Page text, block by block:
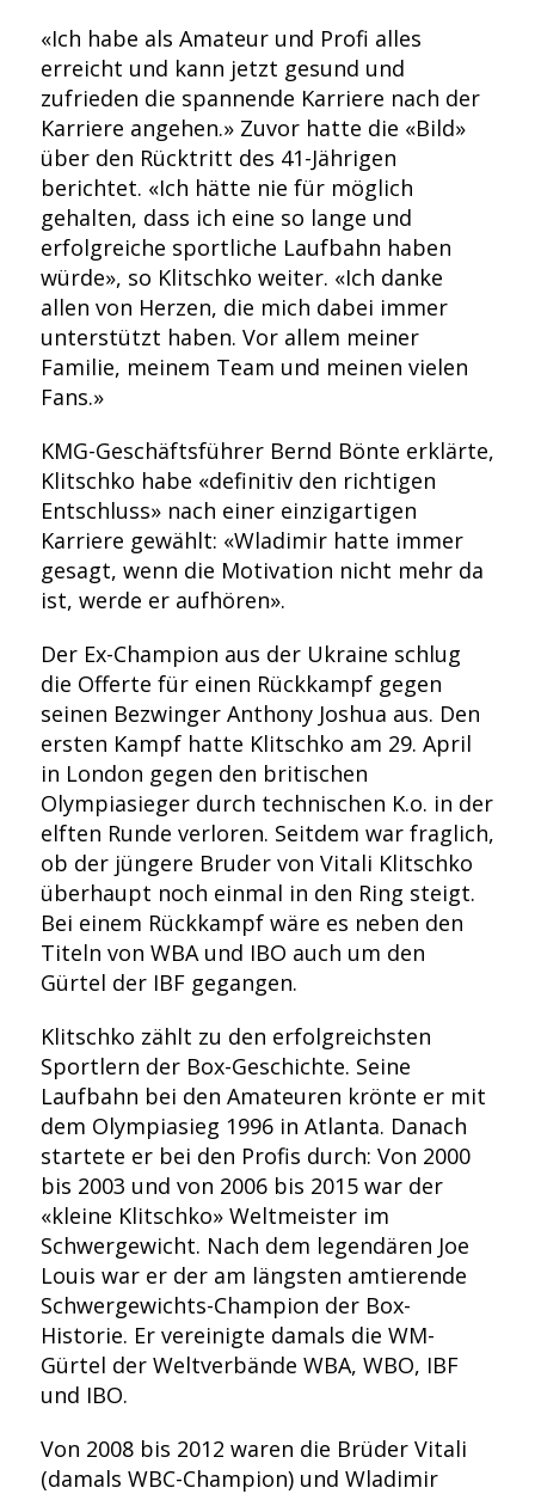
«Ich habe als Amateur und Profi alles
erreicht und kann jetzt gesund und
zufrieden die spannende Karriere nach der
Karriere angehen.» Zuvor hatte die «Bild»
über den Rücktritt des 41-Jährigen
berichtet. «Ich hätte nie für möglich
gehalten, dass ich eine so lange und
erfolgreiche sportliche Laufbahn haben
würde», so Klitschko weiter. «Ich danke
allen von Herzen, die mich dabei immer
unterstützt haben. Vor allem meiner
Familie, meinem Team und meinen vielen
Fans.»
KMG-Geschäftsführer Bernd Bönte erklärte,
Klitschko habe «definitiv den richtigen
Entschluss» nach einer einzigartigen
Karriere gewählt: «Wladimir hatte immer
gesagt, wenn die Motivation nicht mehr da
ist, werde er aufhören».
Der Ex-Champion aus der Ukraine schlug
die Offerte für einen Rückkampf gegen
seinen Bezwinger Anthony Joshua aus. Den
ersten Kampf hatte Klitschko am 29. April
in London gegen den britischen
Olympiasieger durch technischen K.o. in der
elften Runde verloren. Seitdem war fraglich,
ob der jüngere Bruder von Vitali Klitschko
überhaupt noch einmal in den Ring steigt.
Bei einem Rückkampf wäre es neben den
Titeln von WBA und IBO auch um den
Gürtel der IBF gegangen.
Klitschko zählt zu den erfolgreichsten
Sportlern der Box-Geschichte. Seine
Laufbahn bei den Amateuren krönte er mit
dem Olympiasieg 1996 in Atlanta. Danach
startete er bei den Profis durch: Von 2000
bis 2003 und von 2006 bis 2015 war der
«kleine Klitschko» Weltmeister im
Schwergewicht. Nach dem legendären Joe
Louis war er der am längsten amtierende
Schwergewichts-Champion der Box-
Historie. Er vereinigte damals die WM-
Gürtel der Weltverbände WBA, WBO, IBF
und IBO.
Von 2008 bis 2012 waren die Brüder Vitali
(damals WBC-Champion) und Wladimir